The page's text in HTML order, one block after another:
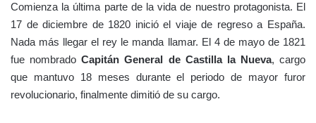
Comienza la última parte de la vida de nuestro protagonista. El
17 de diciembre de 1820 inició el viaje de regreso a España.
Nada más llegar el rey le manda llamar. El 4 de mayo de 1821
fue nombradoCapitán General de Castilla la Nueva, cargo
que mantuvo 18 meses durante el periodo de mayor furor
revolucionario, finalmente dimitió de su cargo.